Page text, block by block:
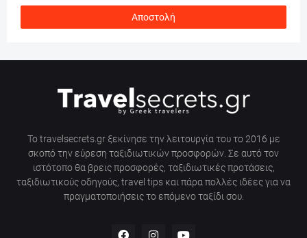
Το travelsecrets.gr ξεκίνησε την λειτουργία του το 2016 με
σκοπό την εύρεση ταξιδιωτικών προσφορών. Σε αυτό τον
ιστότοπο θα βρεις προσφορές, ταξιδιωτικές προτάσεις,
ταξιδιωτικούς οδηγούς, travel tips και πάρα πολλές ιδέες για να
πραγματοποιήσεις το επόμενο ταξίδι σου.